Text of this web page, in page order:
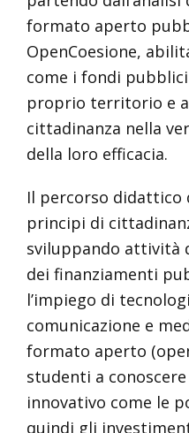
formato aperto
OpenCoesione,
come i fondi
proprio territorio e
cittadinanza nella
della loro efficacia.
Il percorso didattico
principi di
sviluppando attività
dei finanziamenti
l’impiego di
comunicazione e
formato aperto
studenti a
innovativo come le
quindi gli